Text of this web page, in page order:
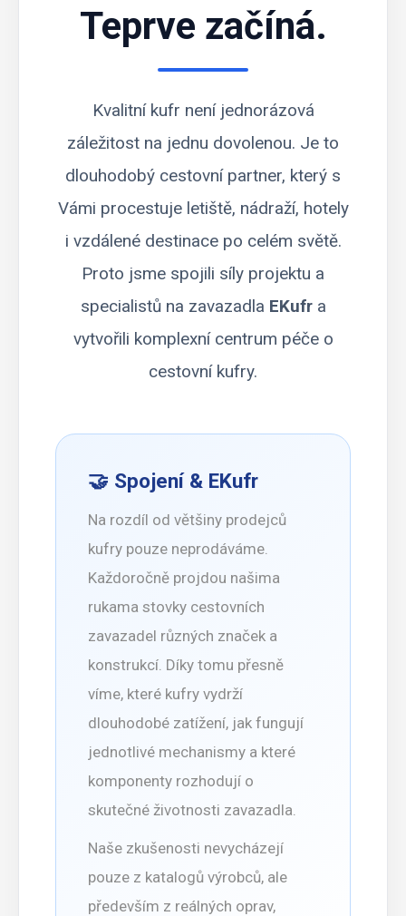
Teprve začíná.
Kvalitní kufr není jednorázová
záležitost na jednu dovolenou. Je to
dlouhodobý cestovní partner, který s
Vámi procestuje letiště, nádraží, hotely
i vzdálené destinace po celém světě.
Proto jsme spojili síly projektu a
specialistů na zavazadla EKufra
vytvořili komplexní centrum péče o
cestovní kufry.
🤝 Spojení & EKufr
Na rozdíl od většiny prodejců
kufry pouze neprodáváme.
Každoročně projdou našima
rukama stovky cestovních
zavazadel různých značek a
konstrukcí. Díky tomu přesně
víme, které kufry vydrží
dlouhodobé zatížení, jak fungují
jednotlivé mechanismy a které
komponenty rozhodují o
skutečné životnosti zavazadla.
Naše zkušenosti nevycházejí
pouze z katalogů výrobců, ale
především z reálných oprav,